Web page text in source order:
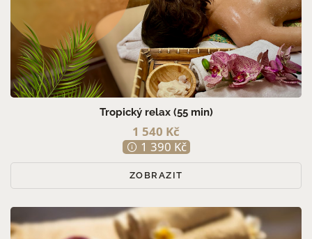
Tropický relax (55 min)
1 540 Kč
1 390 Kč
ZOBRAZIT